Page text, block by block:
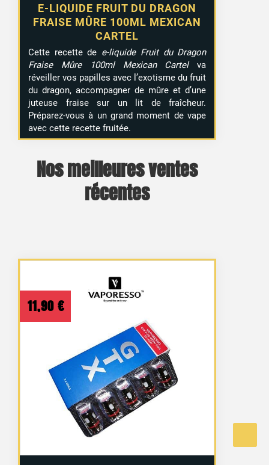
E-LIQUIDE FRUIT DU DRAGON
FRAISE MÛRE 100ML MEXICAN
CARTEL
Cette recette de e-liquide Fruit du Dragon
Fraise Mûre 100ml Mexican Cartelva
réveiller vos papilles avec l’exotisme du fruit
du dragon, accompagner de mûre et d’une
juteuse fraise sur un lit de fraîcheur.
Préparez-vous à un grand moment de vape
avec cette recette fruitée.
Nos meilleures ventes
récentes
11,90 €